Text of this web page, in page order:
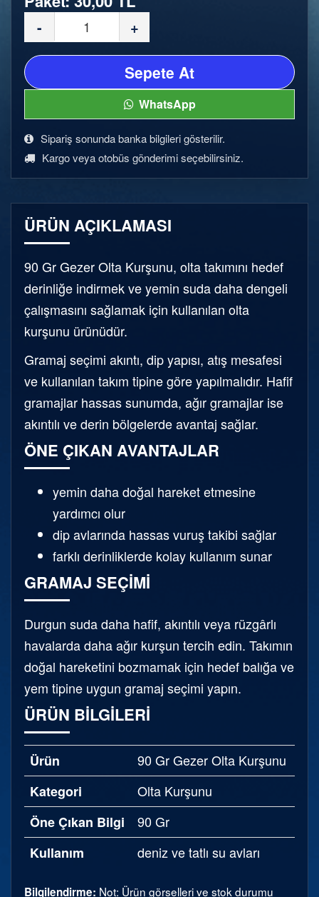
- +
Sepete At
WhatsApp
Sipariş sonunda banka bilgileri gösterilir.
Kargo veya otobüs gönderimi seçebilirsiniz.
ÜRÜN AÇIKLAMASI
90 Gr Gezer Olta Kurşunu, olta takımını hedef
derinliğe indirmek ve yemin suda daha dengeli
çalışmasını sağlamak için kullanılan olta
kurşunu ürünüdür.
Gramaj seçimi akıntı, dip yapısı, atış mesafesi
ve kullanılan takım tipine göre yapılmalıdır. Hafif
gramajlar hassas sunumda, ağır gramajlar ise
akıntılı ve derin bölgelerde avantaj sağlar.
ÖNE ÇIKAN AVANTAJLAR
yemin daha doğal hareket etmesine
yardımcı olur
dip avlarında hassas vuruş takibi sağlar
farklı derinliklerde kolay kullanım sunar
GRAMAJ SEÇIMI
Durgun suda daha hafif, akıntılı veya rüzgârlı
havalarda daha ağır kurşun tercih edin. Takımın
doğal hareketini bozmamak için hedef balığa ve
yem tipine uygun gramaj seçimi yapın.
ÜRÜN BILGILERI
Ürün
90 Gr Gezer Olta Kurşunu
Kategori
Olta Kurşunu
Öne Çıkan Bilgi
90 Gr
Kullanım
deniz ve tatlı su avları
Bilgilendirme: Not: Ürün görselleri ve stok durumu